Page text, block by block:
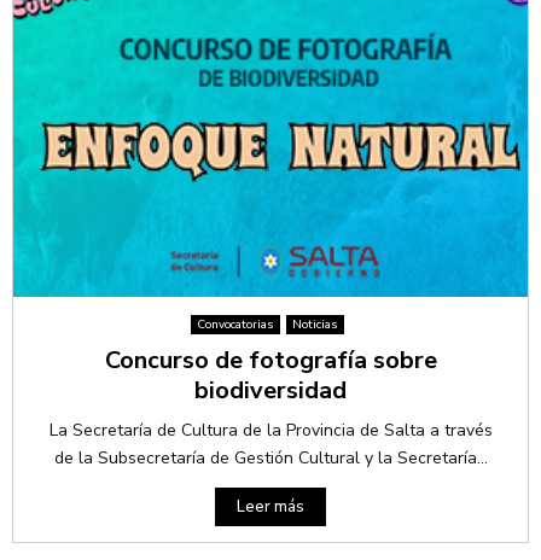
Convocatorias Noticias
Concurso de fotografía sobre
biodiversidad
La Secretaría de Cultura de la Provincia de Salta a través
de la Subsecretaría de Gestión Cultural y la Secretaría...
Leer más